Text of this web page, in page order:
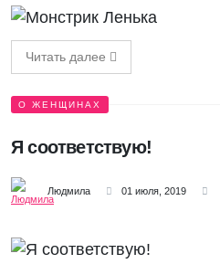
Читать далее
О ЖЕНЩИНАХ
Я соответствую!
Людмила 01 июля, 2019